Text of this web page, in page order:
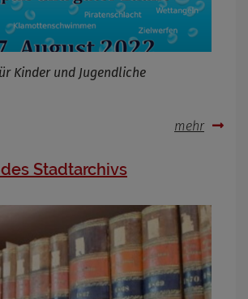
Kinder und Jugendliche
mehr
Stadtarchivs